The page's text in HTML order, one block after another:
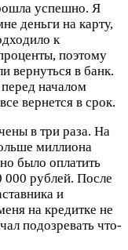
успешно. Я
деньги на карту,
к
поэтому
вернуться в банк.
началом
вернется в срок.
в три раза. На
миллиона
было оплатить
000 рублей. После
и
на кредитке не
подозревать что-